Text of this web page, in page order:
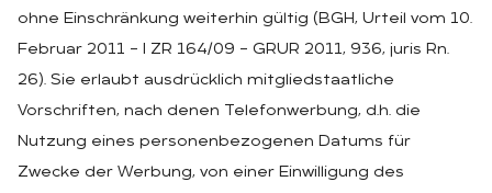
ohne Einschränkung weiterhin gültig (BGH, Urteil vom 10.
Februar 2011 – I ZR 164/09 – GRUR 2011, 936, juris Rn.
26). Sie erlaubt ausdrücklich mitgliedstaatliche
Vorschriften, nach denen Telefonwerbung, d.h. die
Nutzung eines personenbezogenen Datums für
Zwecke der Werbung, von einer Einwilligung des